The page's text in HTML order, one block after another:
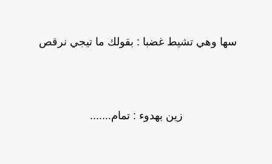
سها وهي تشيط غضبا : بقولك ما تيجي نرقص
زين بهدوء : تمام.......